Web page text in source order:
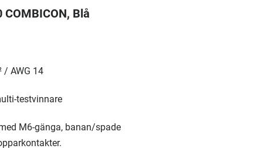
COMBICON, Blå
/ AWG 14
testvinnare
M6-gänga, banan/spade